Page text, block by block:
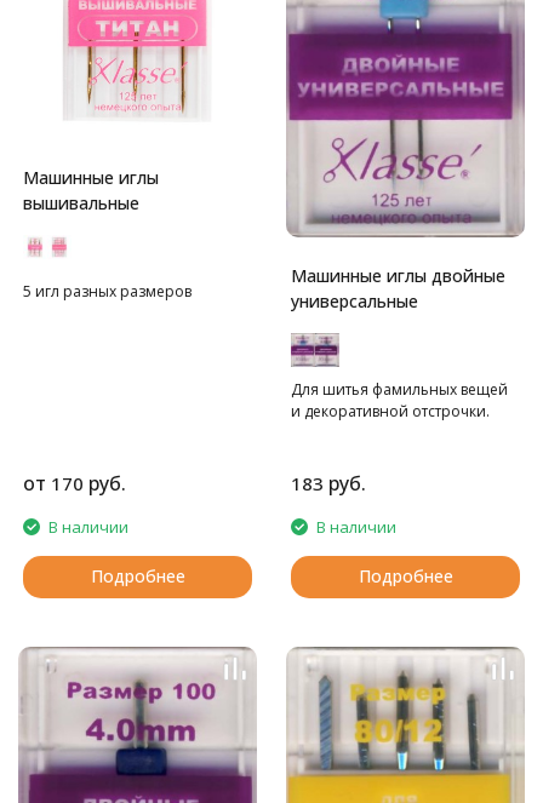
Машинные иглы
вышивальные
5 игл разных размеров
от 170 руб.
В наличии
Подробнее
Машинные иглы двойные
универсальные
Для шитья фамильных вещей
и декоративной отстрочки.
183 руб.
В наличии
Подробнее